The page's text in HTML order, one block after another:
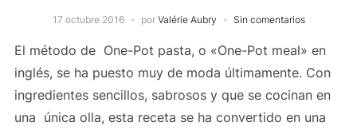
17 octubre 2016 por Valérie Aubry Sin comentarios
El método de One-Pot pasta, o «One-Pot meal» en
inglés, se ha puesto muy de moda últimamente. Con
ingredientes sencillos, sabrosos y que se cocinan en
una única olla, esta receta se ha convertido en una